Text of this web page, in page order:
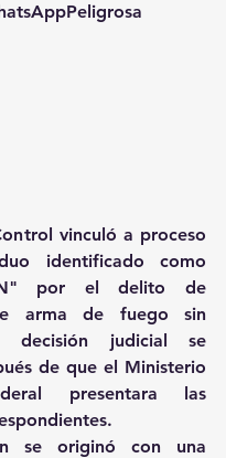
vinculó a proceso
identificado como
por el delito de
arma de fuego sin
decisión judicial se
de que el Ministerio
presentara las
se originó con una